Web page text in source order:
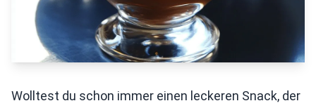
Wolltest du schon immer einen leckeren Snack, der